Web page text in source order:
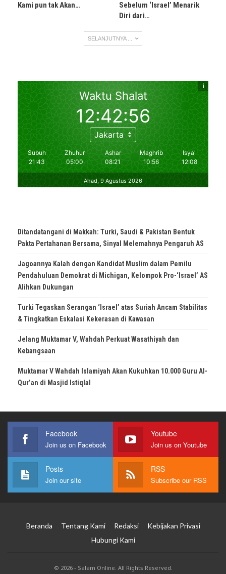
Kami pun tak Akan…
Sebelum ‘Israel’ Menarik
Diri dari…
SELANJUTNYA ...
Ditandatangani di Makkah: Turki, Saudi & Pakistan Bentuk
Pakta Pertahanan Bersama, Sinyal Melemahnya Pengaruh AS
Jagoannya Kalah dengan Kandidat Muslim dalam Pemilu
Pendahuluan Demokrat di Michigan, Kelompok Pro-‘Israel’ AS
Alihkan Dukungan
Turki Tegaskan Serangan ‘Israel’ atas Suriah Ancam Stabilitas
& Tingkatkan Eskalasi Kekerasan di Kawasan
Jelang Muktamar V, Wahdah Perkuat Wasathiyah dan
Kebangsaan
Muktamar V Wahdah Islamiyah Akan Kukuhkan 10.000 Guru Al-
Qur’an di Masjid Istiqlal
Facebook
Join us on Facebook
Youtube
Join us on Youtube
Posts
Join our site
RSS
Subscribe our RSS
Beranda Tentang Kami Redaksi
Kebijakan Privasi
Hubungi Kami
© 2026 - Salam Online. All Rights Reserved.